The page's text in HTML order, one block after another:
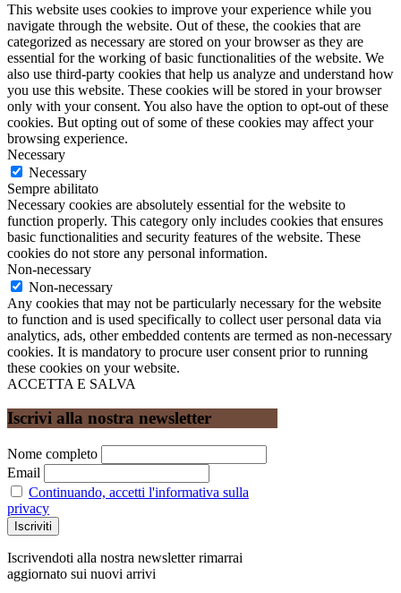
This website uses cookies to improve your experience while you
navigate through the website. Out of these, the cookies that are
categorized as necessary are stored on your browser as they are
essential for the working of basic functionalities of the website. We
also use third-party cookies that help us analyze and understand how
you use this website. These cookies will be stored in your browser
only with your consent. You also have the option to opt-out of these
cookies. But opting out of some of these cookies may affect your
browsing experience.
Necessary
Necessary
Sempre abilitato
Necessary cookies are absolutely essential for the website to
function properly. This category only includes cookies that ensures
basic functionalities and security features of the website. These
cookies do not store any personal information.
Non-necessary
Non-necessary
Any cookies that may not be particularly necessary for the website
to function and is used specifically to collect user personal data via
analytics, ads, other embedded contents are termed as non-necessary
cookies. It is mandatory to procure user consent prior to running
these cookies on your website.
ACCETTA E SALVA
Iscrivi alla nostra newsletter
Nome completo
Email
Continuando, accetti l'informativa sulla
privacy
Iscrivendoti alla nostra newsletter rimarrai
aggiornato sui nuovi arrivi